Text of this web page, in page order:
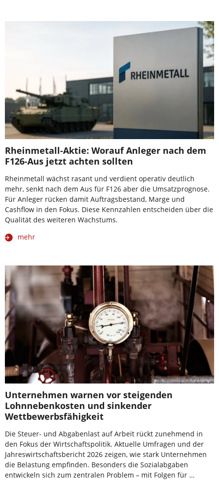
Rheinmetall-Aktie: Worauf Anleger nach dem
F126-Aus jetzt achten sollten
Rheinmetall wächst rasant und verdient operativ deutlich
mehr, senkt nach dem Aus für F126 aber die Umsatzprognose.
Für Anleger rücken damit Auftragsbestand, Marge und
Cashflow in den Fokus. Diese Kennzahlen entscheiden über die
Qualität des weiteren Wachstums.
mehr
Unternehmen warnen vor steigenden
Lohnnebenkosten und sinkender
Wettbewerbsfähigkeit
Die Steuer- und Abgabenlast auf Arbeit rückt zunehmend in
den Fokus der Wirtschaftspolitik. Aktuelle Umfragen und der
Jahreswirtschaftsbericht 2026 zeigen, wie stark Unternehmen
die Belastung empfinden. Besonders die Sozialabgaben
entwickeln sich zum zentralen Problem – mit Folgen für …